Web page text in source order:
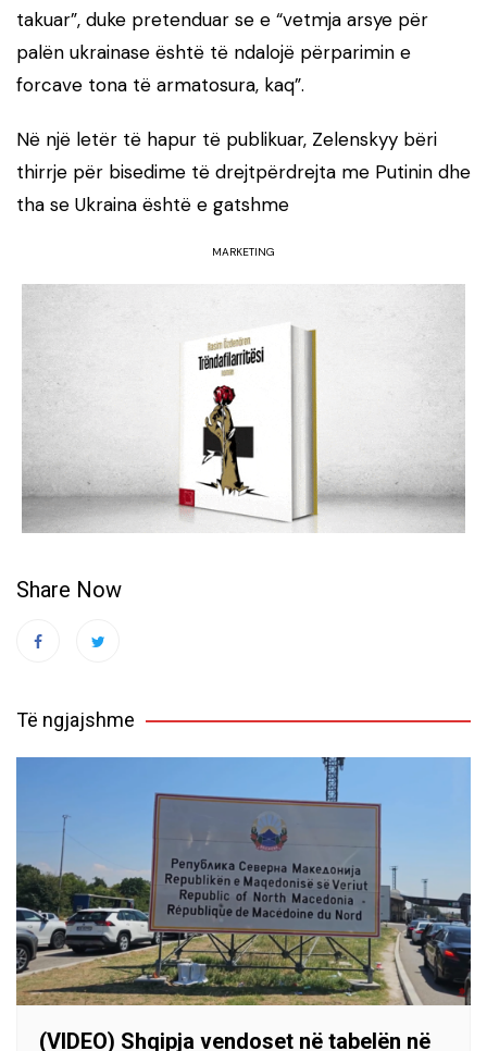
takuar”, duke pretenduar se e “vetmja arsye për
palën ukrainase është të ndalojë përparimin e
forcave tona të armatosura, kaq”.
Në një letër të hapur të publikuar, Zelenskyy bëri
thirrje për bisedime të drejtpërdrejta me Putinin dhe
tha se Ukraina është e gatshme
MARKETING
Share Now
Të ngjajshme
(VIDEO) Shqipja vendoset në tabelën në